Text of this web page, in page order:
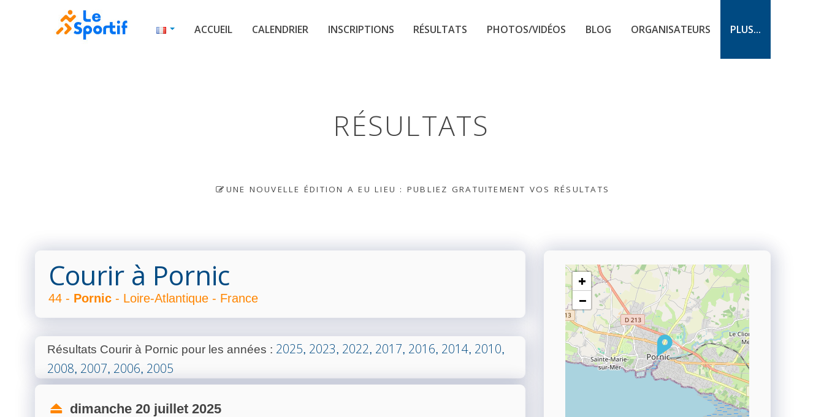
ACCUEIL CALENDRIER INSCRIPTIONS RÉSULTATS PHOTOS/VIDÉOS BLOG ORGANISATEURS PLUS...
RÉSULTATS
UNE NOUVELLE ÉDITION A EU LIEU : PUBLIEZ GRATUITEMENT VOS RÉSULTATS
Courir à Pornic
44 - Pornic - Loire-Atlantique - France
Résultats Courir à Pornic pour les années : 2025, 2023, 2022, 2017, 2016, 2014, 2010,
2008, 2007, 2006, 2005
dimanche 20 juillet 2025
+
−